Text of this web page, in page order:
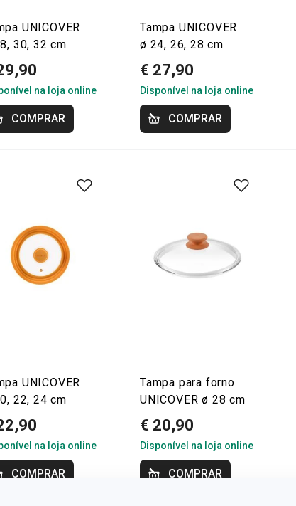
UNICOVER
30, 32 cm
na loja online
COMPRAR
Tampa UNICOVER
ø 24, 26, 28 cm
€ 27,90
Disponível na loja online
COMPRAR
UNICOVER
22, 24 cm
na loja online
COMPRAR
Tampa para forno
UNICOVER ø 28 cm
€ 20,90
Disponível na loja online
COMPRAR